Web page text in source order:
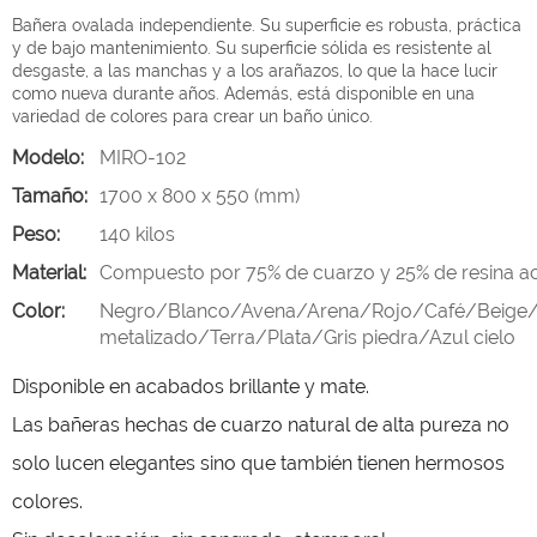
Bañera ovalada independiente. Su superficie es robusta, práctica
y de bajo mantenimiento. Su superficie sólida es resistente al
desgaste, a las manchas y a los arañazos, lo que la hace lucir
como nueva durante años. Además, está disponible en una
variedad de colores para crear un baño único.
Disponible en acabados brillante y mate.
Las bañeras hechas de cuarzo natural de alta pureza no
solo lucen elegantes sino que también tienen hermosos
colores.
Modelo:
MIRO-102
Tamaño: 1700 x 800 x 550 (mm)
Peso:
140 kilos
Material: Compuesto por 75% de cuarzo y 25% de resina
Color:
Negro/Blanco/Avena/Arena/Rojo/Café/
metalizado/Terra/Plata/Gris piedra/Azul cielo